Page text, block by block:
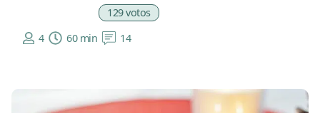
129 votos
4
60 min 14